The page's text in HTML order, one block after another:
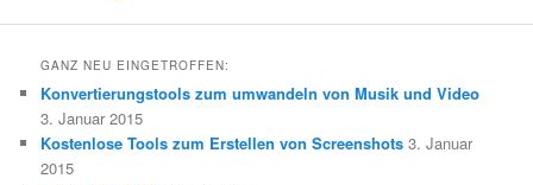
GANZ NEU EINGETROFFEN:
Konvertierungstools zum umwandeln von Musik und Video
3. Januar 2015
Kostenlose Tools zum Erstellen von Screenshots 3. Januar
2015